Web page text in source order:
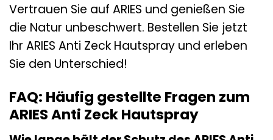
Vertrauen Sie auf ARIES und genießen Sie
die Natur unbeschwert. Bestellen Sie jetzt
Ihr ARIES Anti Zeck Hautspray und erleben
Sie den Unterschied!
FAQ: Häufig gestellte Fragen zum
ARIES Anti Zeck Hautspray